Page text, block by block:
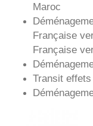
Maroc
Française
Française
Transit